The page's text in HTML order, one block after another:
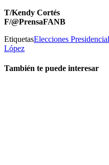
T/Kendy Cortés
F/@PrensaFANB
EtiquetasElecciones
López
También te puede interesar